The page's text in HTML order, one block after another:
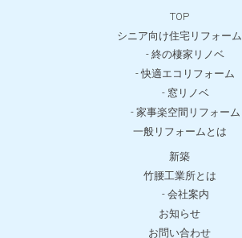
TOP
シニア向け住宅リフォーム
- 終の棲家リノベ
- 快適エコリフォーム
- 窓リノベ
- 家事楽空間リフォーム
一般リフォームとは
新築
竹腰工業所とは
- 会社案内
お知らせ
お問い合わせ